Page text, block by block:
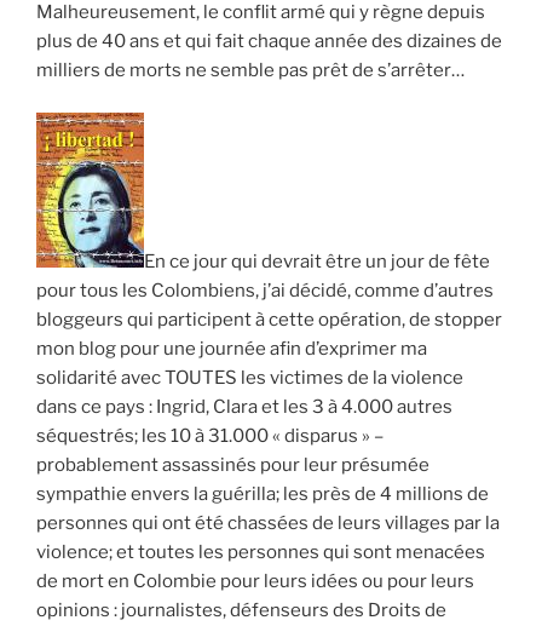
Malheureusement, le conflit armé qui y règne depuis
plus de 40 ans et qui fait chaque année des dizaines de
milliers de morts ne semble pas prêt de s’arrêter…
En ce jour qui devrait être un jour de fête
pour tous les Colombiens, j’ai décidé, comme d’autres
bloggeurs qui participent à cette opération, de stopper
mon blog pour une journée afin d’exprimer ma
solidarité avec TOUTES les victimes de la violence
dans ce pays : Ingrid, Clara et les 3 à 4.000 autres
séquestrés; les 10 à 31.000 « disparus » –
probablement assassinés pour leur présumée
sympathie envers la guérilla; les près de 4 millions de
personnes qui ont été chassées de leurs villages par la
violence; et toutes les personnes qui sont menacées
de mort en Colombie pour leurs idées ou pour leurs
opinions : journalistes, défenseurs des Droits de